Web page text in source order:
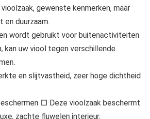
gewenste kenmerken, maar
duurzaam.
wordt gebruikt voor buitenactiviteiten
uw viool tegen verschillende
en slijtvastheid, zeer hoge dichtheid
□ Deze vioolzaak beschermt
zachte fluwelen interieur.